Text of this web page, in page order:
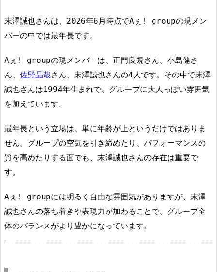
末澤誠也さんは、2026年6月時点でAぇ! groupの現メン
バーの中では最年長です。
Aぇ! groupの現メンバーは、正門良規さん、小島健さ
ん、 佐野晶哉さん、末澤誠也さんの4人です。その中で末澤
誠也さんは1994年生まれで、グループに大人っぽい雰囲気
を加えています。
最年長という立場は、単に年齢が上というだけではありま
せん。グループの空気を引き締めたり、パフォーマンスの
質を高めたりする面でも、末澤誠也さんの存在は重要で
す。
Aぇ! groupには明るく自由な雰囲気がありますが、末澤
誠也さんの落ち着きや表現力が加わることで、グループ全
体のバランスがより豊かになっています。